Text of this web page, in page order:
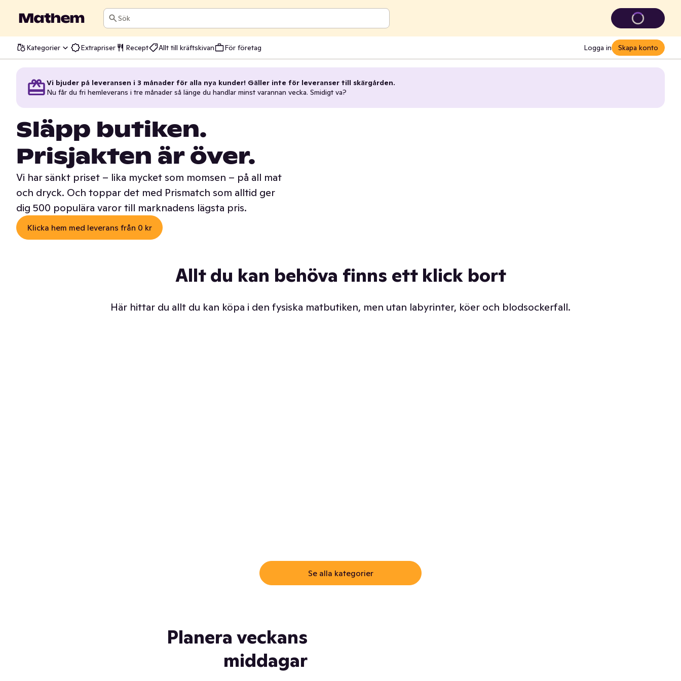
Sök
Kategorier Extrapriser Recept Allt till kräftskivan För företag Logga in Skapa konto
Vi bjuder på leveransen i 3 månader för alla nya kunder! Gäller inte för leveranser till skärgården.
Nu får du fri hemleverans i tre månader så länge du handlar minst varannan vecka. Smidigt va?
Släpp butiken.
Prisjakten är över.
Vi har sänkt priset – lika mycket som momsen – på all mat
och dryck. Och toppar det med Prismatch som alltid ger
dig 500 populära varor till marknadens lägsta pris.
Klicka hem med leverans från 0 kr
Allt du kan behöva finns ett klick bort
Här hittar du allt du kan köpa i den fysiska matbutiken, men utan labyrinter, köer och blodsockerfall.
Se alla kategorier
Planera veckans
middagar